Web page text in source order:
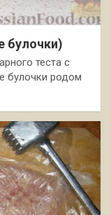
булочки)
теста с
булочки родом